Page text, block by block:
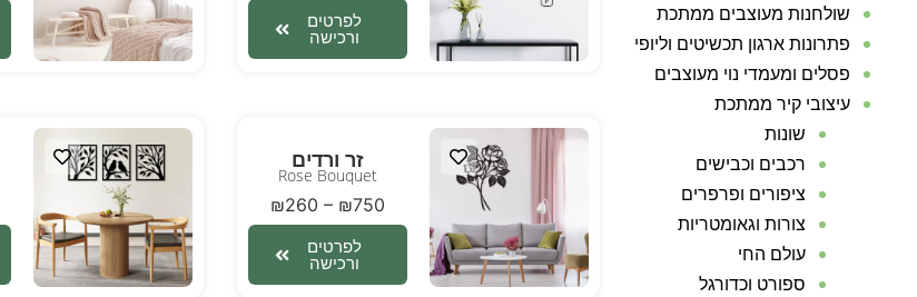
שולחנות מעוצבים ממתכת
פתרונות ארגון תכשיטים וליופי
פסלים ומעמדי נוי מעוצבים
עיצובי קיר ממתכת
שונות
רכבים וכבישים
ציפורים ופרפרים
צורות וגאומטריות
עולם החי
ספורט וכדורגל
לפרטים
ורכישה
זר ורדים
Rose Bouquet
₪260 – ₪750
לפרטים
ורכישה